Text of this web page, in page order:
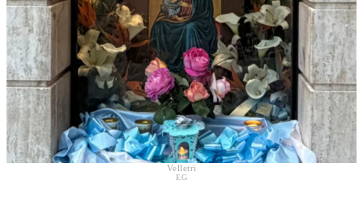
Velletri
EG